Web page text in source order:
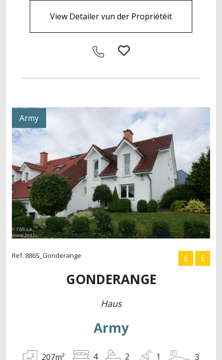
View Detailer vun der Propriétéit
Army
Ref. 886S_Gonderange E E
GONDERANGE
Haus
Army
207m² 4 2 1 3